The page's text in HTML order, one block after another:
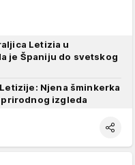
Letizia u
je Španiju do svetskog
Njena šminkerka
izgleda